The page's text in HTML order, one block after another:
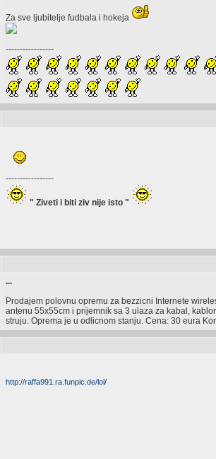
Za sve ljubitelje fudbala i hokeja
-----------------
-----------------
" Ziveti i biti ziv nije isto "
...
Prodajem polovnu opremu za bezzicni Internete
antenu 55x55cm i prijemnik sa 3 ulaza za kabal,
struju. Oprema je u odlicnom stanju. Cena: 30 eura
http://raffa991.ra.funpic.de/lol/